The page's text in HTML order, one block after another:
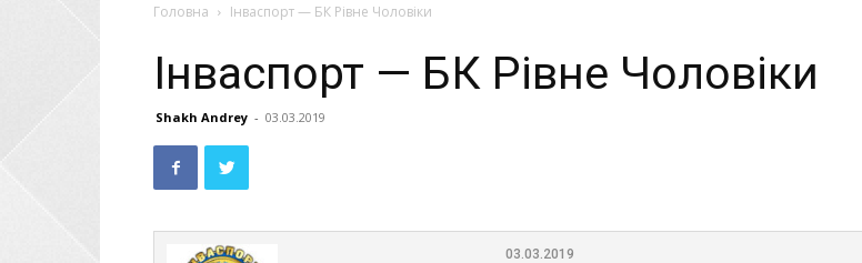
Головна Інваспорт — БК Рівне Чоловіки
Інваспорт — БК Рівне Чоловіки
Shakh Andrey - 03.03.2019
03.03.2019